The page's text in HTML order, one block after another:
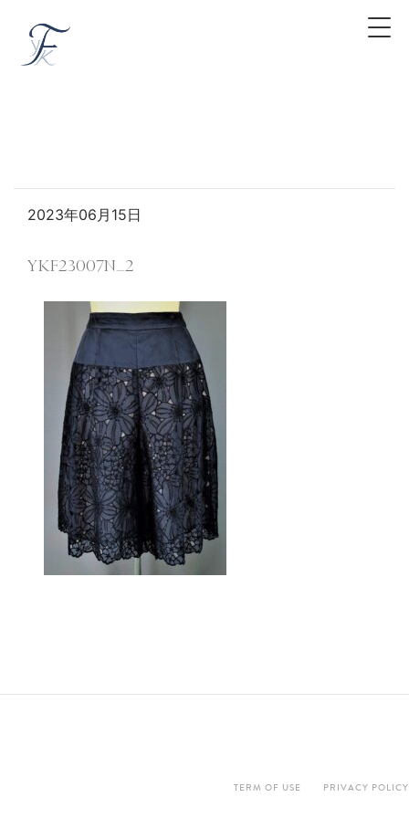
2023年06月15日
YKF23007N_2
TERM OF USE PRIVACY POLICY